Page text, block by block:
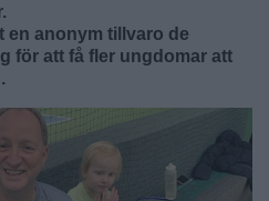
en anonym tillvaro de
för att få fler ungdomar att